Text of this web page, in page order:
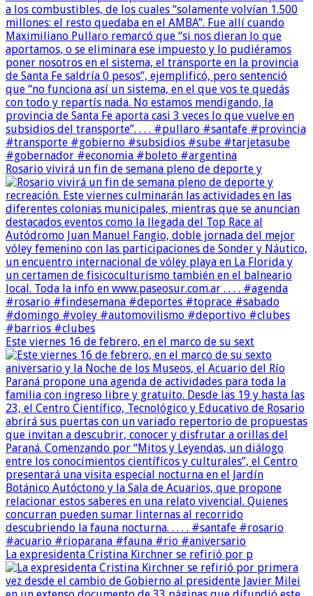
Rosario vivirá un fin de semana pleno de deporte y
Este viernes 16 de febrero, en el marco de su sext
La expresidenta Cristina Kirchner se refirió por p